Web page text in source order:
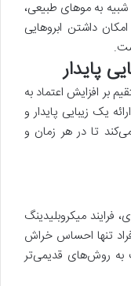
به موهای طبیعی،
داشتن ابروهایی
پایدار
بر افزایش اعتماد به
یک زیبایی پایدار و
تا در هر زمان و
میکروبلیدینگ
تنها احساس خراش
به روش‌های قدیمی‌تر